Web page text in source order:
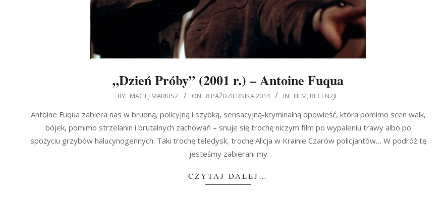
„Dzień Próby” (2001 r.) – Antoine Fuqua
08
BY: MACIEJ MARKISZ ON: 8 PAŹDZIERNIKA 2014 IN: FILM, RECENZJE
Antoine Fuqua zabiera nas w brudną, policyjną i szybką, sensacyjną-kryminalną opowieść, która pomimo scen walk,
bójek, pomimo strzelanin i brutalnych zachowań – snuje się trochę niczym film po wypaleniu trawy albo po
spożyciu grzybów halucynogennych. Taki trochę teledysk, trochę Alicja w Krainie Czarów policjantów… W podróż tę
jesteśmy zabierani my
CZYTAJ DALEJ…